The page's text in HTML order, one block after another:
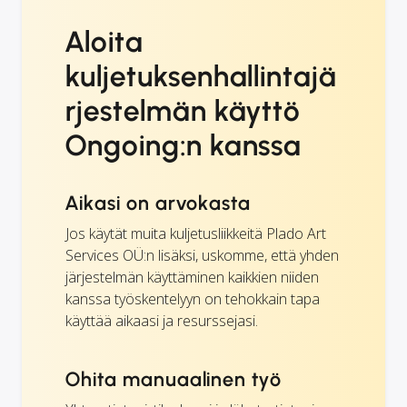
Aloita
kuljetuksenhallintajä
rjestelmän käyttö
Ongoing:n kanssa
Aikasi on arvokasta
Jos käytät muita kuljetusliikkeitä Plado Art
Services OÜ:n lisäksi, uskomme, että yhden
järjestelmän käyttäminen kaikkien niiden
kanssa työskentelyyn on tehokkain tapa
käyttää aikaasi ja resurssejasi.
Ohita manuaalinen työ